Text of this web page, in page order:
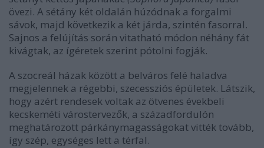
övezi. A sétány két oldalán húzódnak a forgalmi
sávok, majd következik a két járda, szintén fasorral.
Sajnos a felújítás során vitatható módon néhány fát
kivágtak, az ígéretek szerint pótolni fogják.
A szocreál házak között a belváros felé haladva
megjelennek a régebbi, szecessziós épületek. Látszik,
hogy azért rendesek voltak az ötvenes évekbeli
kecskeméti várostervezők, a századfordulón
meghatározott párkánymagasságokat vitték tovább,
így szép, egységes lett a térfal.